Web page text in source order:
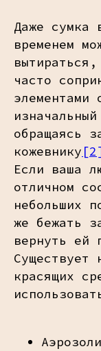
Даже сумка
временем
часто
элементами
обращаясь
кожевнику
Если ваша
отличном
небольших
же бежать
вернуть ей
Существует
красящих